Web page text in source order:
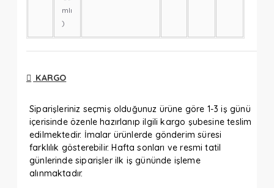
mlı
)
KARGO
Siparişleriniz seçmiş olduğunuz ürüne göre 1-3 iş günü
içerisinde özenle hazırlanıp ilgili kargo şubesine teslim
edilmektedir. İmalar ürünlerde gönderim süresi
farklılık gösterebilir. Hafta sonları ve resmi tatil
günlerinde siparişler ilk iş gününde işleme
alınmaktadır.